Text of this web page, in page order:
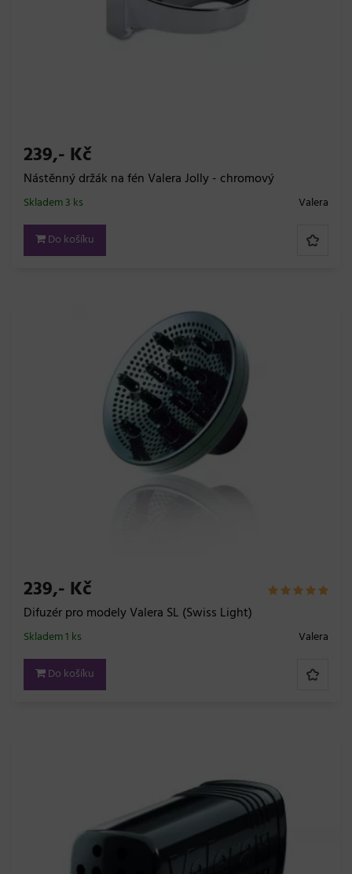
239,- Kč
Nástěnný držák na fén Valera Jolly - chromový
Valera
Skladem 3 ks
Do košíku
239,- Kč
Difuzér pro modely Valera SL (Swiss Light)
Valera
Skladem 1 ks
Do košíku